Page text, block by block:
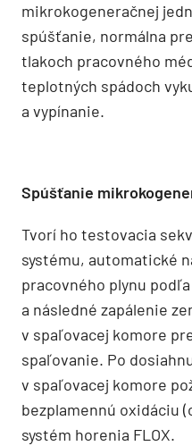
mikrokogeneračnej
spúšťanie, normálna
tlakoch pracovného
teplotných spádoch
a vypínanie.
Spúšťanie
Tvorí ho testovacia
systému, automatické
pracovného plynu
a následné zapálenie
v spaľovacej komore
spaľovanie. Po
v spaľovacej komore
bezplamennú oxidáciu
systém horenia FLOX.